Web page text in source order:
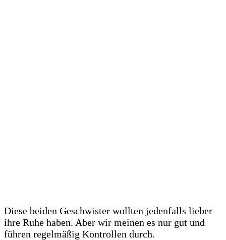
Diese beiden Geschwister wollten jedenfalls lieber
ihre Ruhe haben. Aber wir meinen es nur gut und
führen regelmäßig Kontrollen durch.